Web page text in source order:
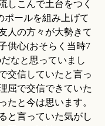
しこんで土台をつく
ポールを組み上げて
人の方々が大勢きて
供心(おそらく当時7
なと思っていまし
交信していたと言っ
屈で交信できていた
たと今は思います。
と言っていた気がし